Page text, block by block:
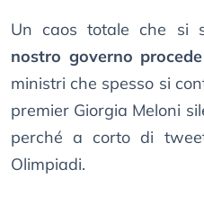
Un caos totale che si
nostro governo
ministri che spesso si
premier Giorgia Meloni
perché a corto di
Olimpiadi.